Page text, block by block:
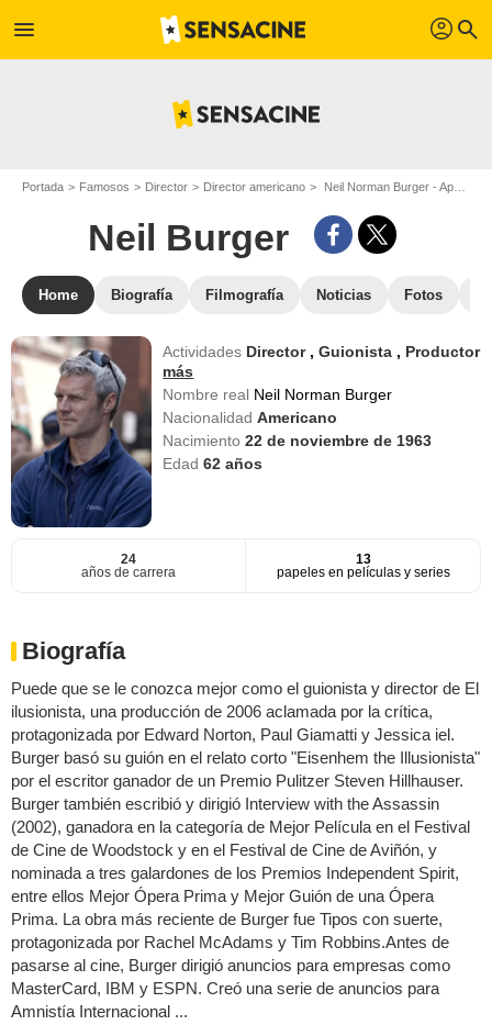
menu profil search
Portada Famosos Director Director americano Neil Norman Burger - Apodo : Neil Burger
Neil Burger
Home Biografía Filmografía Noticias Fotos
Actividades Director ,Guionista , Productor
más
Nombre real Neil Norman Burger
NacionalidadAmericano
Nacimiento22 de noviembre de 1963
Edad62 años
24
años de carrera
13
papeles en películas y series
Biografía
Puede que se le conozca mejor como el guionista y director de El
ilusionista, una producción de 2006 aclamada por la crítica,
protagonizada por Edward Norton, Paul Giamatti y Jessica iel.
Burger basó su guión en el relato corto "Eisenhem the Illusionista"
por el escritor ganador de un Premio Pulitzer Steven Hillhauser.
Burger también escribió y dirigió Interview with the Assassin
(2002), ganadora en la categoría de Mejor Película en el Festival
de Cine de Woodstock y en el Festival de Cine de Aviñón, y
nominada a tres galardones de los Premios Independent Spirit,
entre ellos Mejor Ópera Prima y Mejor Guión de una Ópera
Prima. La obra más reciente de Burger fue Tipos con suerte,
protagonizada por Rachel McAdams y Tim Robbins.Antes de
pasarse al cine, Burger dirigió anuncios para empresas como
MasterCard, IBM y ESPN. Creó una serie de anuncios para
Amnistía Internacional ...